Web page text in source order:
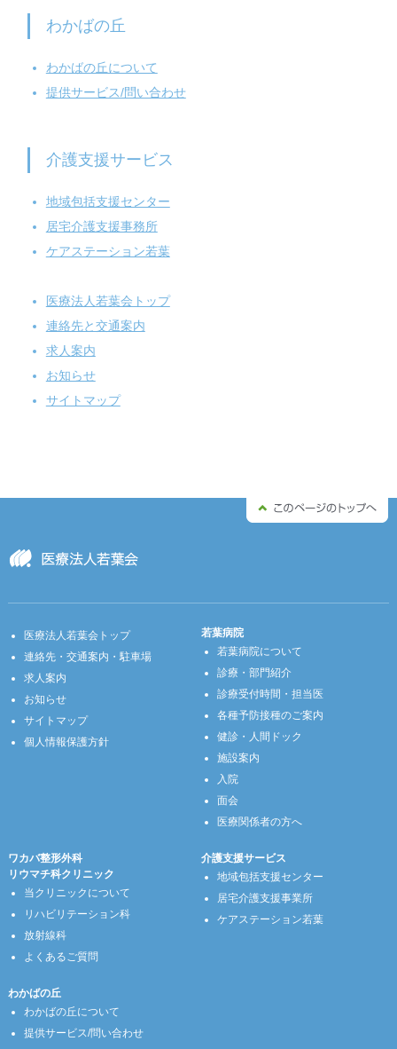
わかばの丘
わかばの丘について
提供サービス/問い合わせ
介護支援サービス
地域包括支援センター
居宅介護支援事務所
ケアステーション若葉
医療法人若葉会トップ
連絡先と交通案内
求人案内
お知らせ
サイトマップ
医療法人若葉会トップ
連絡先・交通案内・駐車場
求人案内
お知らせ
サイトマップ
個人情報保護方針
若葉病院
若葉病院について
診療・部門紹介
診療受付時間・担当医
各種予防接種のご案内
健診・人間ドック
施設案内
入院
面会
医療関係者の方へ
ワカバ整形外科
リウマチ科クリニック
当クリニックについて
リハビリテーション科
放射線科
よくあるご質問
わかばの丘
わかばの丘について
提供サービス/問い合わせ
介護支援サービス
地域包括支援センター
居宅介護支援事業所
ケアステーション若葉